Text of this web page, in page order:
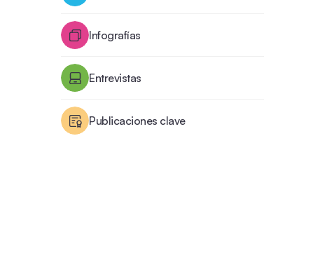
Infografías
Entrevistas
Publicaciones clave